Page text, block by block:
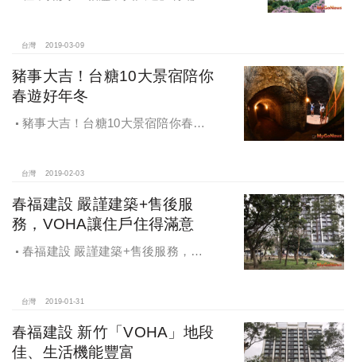
台灣 2019-03-09
豬事大吉！台糖10大景宿陪你
春遊好年冬
豬事大吉！台糖10大景宿陪你春遊
台灣 2019-02-03
春福建設 嚴謹建築+售後服
務，VOHA讓住戶住得滿意
春福建設 嚴謹建築+售後服務，
台灣 2019-01-31
春福建設 新竹「VOHA」地段
佳、生活機能豐富